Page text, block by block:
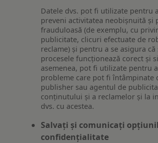
Datele dvs. pot fi utilizate pentru
preveni activitatea neobișnuită și
frauduloasă (de exemplu, cu
publicitate, clicuri efectuate de
reclame) și pentru a se asigura că
procesele funcționează corect și
asemenea, pot fi utilizate pentru
probleme care pot fi întâmpinate
publisher sau agentul de
conținutului și a reclamelor și la
dvs. cu acestea.
Salvați și comunicați
confidențialitate